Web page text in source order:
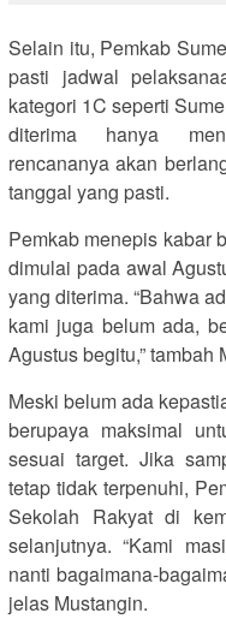
Selain itu, Pemkab
pasti jadwal
kategori 1C seperti
diterima hanya
rencananya akan
tanggal yang pasti.
Pemkab menepis kabar
dimulai pada awal
yang diterima. “Bahwa
kami juga belum ada,
Agustus begitu,” tambah
Meski belum ada
berupaya maksimal
sesuai target. Jika
tetap tidak terpenuhi,
Sekolah Rakyat di
selanjutnya. “Kami
nanti bagaimana-
jelas Mustangin.